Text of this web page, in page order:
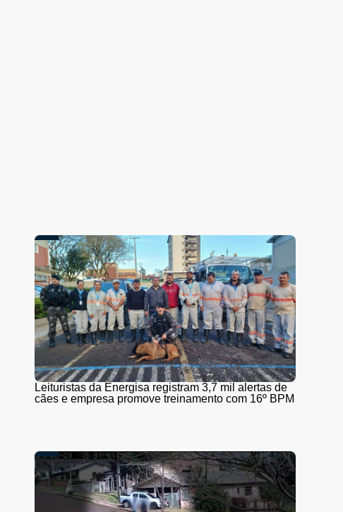
Leituristas da Energisa registram 3,7 mil alertas de
cães e empresa promove treinamento com 16º BPM